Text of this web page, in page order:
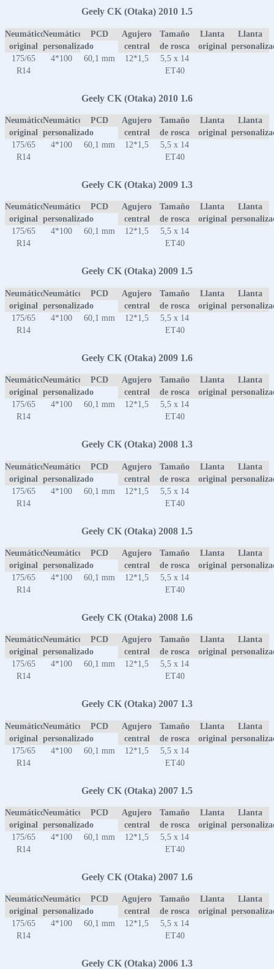
Geely CK (Otaka) 2010 1.5
Neumático
original
Neumático
personalizado
PCD
Agujero
central
Tamaño
de rosca
Llanta
original
Llanta
175/65
R14
4*100 60,1 mm 12*1,5
5,5 x 14
ET40
Geely CK (Otaka) 2010 1.6
Neumático
original
Neumático
personalizado
PCD
Agujero
central
Tamaño
de rosca
Llanta
original
Llanta
175/65
R14
4*100 60,1 mm 12*1,5
5,5 x 14
ET40
Geely CK (Otaka) 2009 1.3
Neumático
original
Neumático
personalizado
PCD
Agujero
central
Tamaño
de rosca
Llanta
original
Llanta
175/65
R14
4*100 60,1 mm 12*1,5
5,5 x 14
ET40
Geely CK (Otaka) 2009 1.5
Neumático
original
Neumático
personalizado
PCD
Agujero
central
Tamaño
de rosca
Llanta
original
Llanta
175/65
R14
4*100 60,1 mm 12*1,5
5,5 x 14
ET40
Geely CK (Otaka) 2009 1.6
Neumático
original
Neumático
personalizado
PCD
Agujero
central
Tamaño
de rosca
Llanta
original
Llanta
175/65
R14
4*100 60,1 mm 12*1,5
5,5 x 14
ET40
Geely CK (Otaka) 2008 1.3
Neumático
original
Neumático
personalizado
PCD
Agujero
central
Tamaño
de rosca
Llanta
original
Llanta
175/65
R14
4*100 60,1 mm 12*1,5
5,5 x 14
ET40
Geely CK (Otaka) 2008 1.5
Neumático
original
Neumático
personalizado
PCD
Agujero
central
Tamaño
de rosca
Llanta
original
Llanta
175/65
R14
4*100 60,1 mm 12*1,5
5,5 x 14
ET40
Geely CK (Otaka) 2008 1.6
Neumático
original
Neumático
personalizado
PCD
Agujero
central
Tamaño
de rosca
Llanta
original
Llanta
175/65
R14
4*100 60,1 mm 12*1,5
5,5 x 14
ET40
Geely CK (Otaka) 2007 1.3
Neumático
original
Neumático
personalizado
PCD
Agujero
central
Tamaño
de rosca
Llanta
original
Llanta
175/65
R14
4*100 60,1 mm 12*1,5
5,5 x 14
ET40
Geely CK (Otaka) 2007 1.5
Neumático
original
Neumático
personalizado
PCD
Agujero
central
Tamaño
de rosca
Llanta
original
Llanta
175/65
R14
4*100 60,1 mm 12*1,5
5,5 x 14
ET40
Geely CK (Otaka) 2007 1.6
Neumático
original
Neumático
personalizado
PCD
Agujero
central
Tamaño
de rosca
Llanta
original
Llanta
175/65
R14
4*100 60,1 mm 12*1,5
5,5 x 14
ET40
Geely CK (Otaka) 2006 1.3